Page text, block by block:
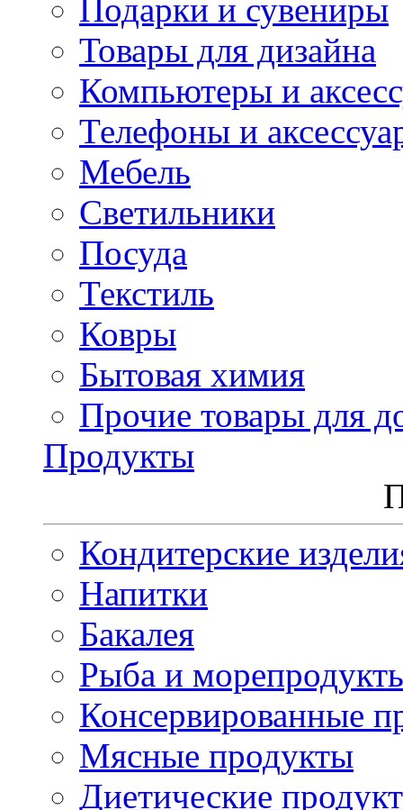
Подарки и сувениры
Товары для дизайна
Компьютеры и
Телефоны и
Мебель
Светильники
Посуда
Текстиль
Ковры
Бытовая химия
Прочие товары для
Продукты
Кондитерские
Напитки
Бакалея
Рыба и
Консервированные
Мясные продукты
Диетические